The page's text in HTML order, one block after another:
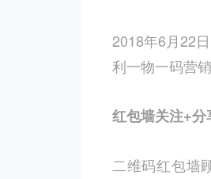
2018年6月22
利一物一码营
红包墙关注+
二维码红包墙